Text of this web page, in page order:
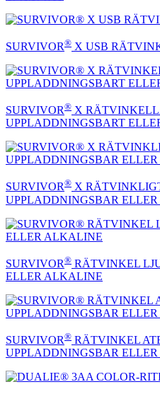
SURVIVOR® X USB
SURVIVOR® X
UPPLADDNINGSBART
SURVIVOR® X
UPPLADDNINGSBAR
SURVIVOR® RÄTVINKEL
ELLER ALKALINE
SURVIVOR® RÄTVINKEL
UPPLADDNINGSBAR